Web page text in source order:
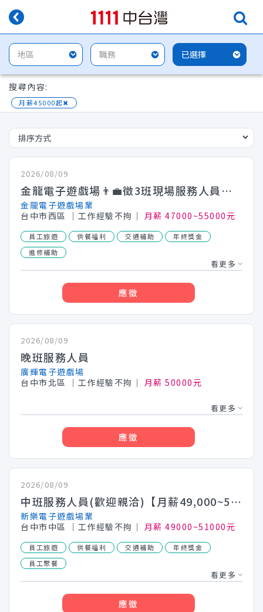
搜尋內容:
月薪45000起✖
2026/08/09
金龍電子遊戲場👨‍💼徵3班現場服務人員👩‍💼✨福利佳(需附照片.自傳)
金龍電子遊戲場業
台中市西區
│工作經驗不拘│ 月薪 47000~55000元
員工旅遊 供餐福利 交通補助
年終獎金
進修補助
看更多
應徵
2026/08/09
晚班服務人員
廣輝電子遊戲場
台中市北區
│工作經驗不拘│ 月薪 50000元
看更多
應徵
2026/08/09
中班服務人員(歡迎親洽)【月薪49,000~51,000】
新樂電子遊戲場業
台中市中區
│工作經驗不拘│ 月薪 49000~51000元
員工旅遊 供餐福利 交通補助
年終獎金
員工聚餐
看更多
應徵